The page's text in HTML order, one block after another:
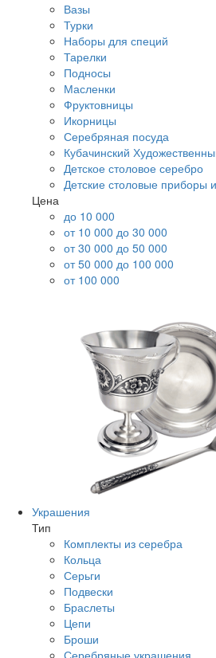
Вазы
Турки
Наборы для специй
Тарелки
Подносы
Масленки
Фруктовницы
Икорницы
Серебряная посуда
Кубачинский
Детское столовое серебро
Детские столовые приборы
Цена
до 10 000
от 10 000 до 30 000
от 30 000 до 50 000
от 50 000 до 100 000
от 100 000
Украшения
Тип
Комплекты из серебра
Кольца
Серьги
Подвески
Браслеты
Цепи
Броши
Серебряные украшения